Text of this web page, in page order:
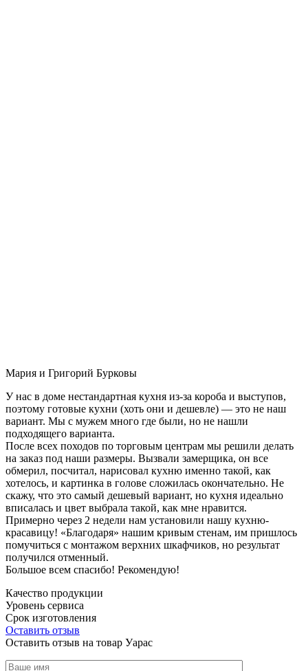
Мария и Григорий Бурковы
У нас в доме нестандартная кухня из-за короба и выступов,
поэтому готовые кухни (хоть они и дешевле) — это не наш
вариант. Мы с мужем много где были, но не нашли
подходящего варианта.
После всех походов по торговым центрам мы решили делать
на заказ под наши размеры. Вызвали замерщика, он все
обмерил, посчитал, нарисовал кухню именно такой, как
хотелось, и картинка в голове сложилась окончательно. Не
скажу, что это самый дешевый вариант, но кухня идеально
вписалась и цвет выбрала такой, как мне нравится.
Примерно через 2 недели нам установили нашу кухню-
красавицу! «Благодаря» нашим кривым стенам, им пришлось
помучиться с монтажом верхних шкафчиков, но результат
получился отменный.
Большое всем спасибо! Рекомендую!
Качество продукции
Уровень сервиса
Срок изготовления
Оставить отзыв
Оставить отзыв на товар Уарас